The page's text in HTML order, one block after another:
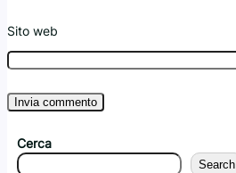
Sito web
Cerca
Search